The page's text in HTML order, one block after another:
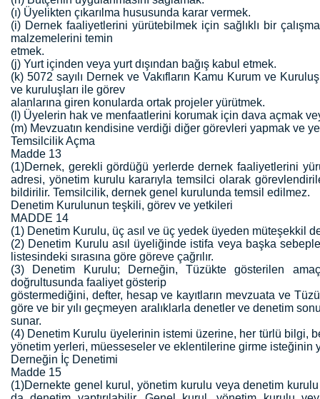
(ı) Üyelikten çıkarılma hususunda karar vermek.
(i) Dernek faaliyetlerini yürütebilmek için sağlıklı bir
malzemelerini temin
etmek.
(j) Yurt içinden veya yurt dışından bağış kabul etmek.
(k) 5072 sayılı Dernek ve Vakıfların Kamu Kurum ve
ve kuruluşları ile görev
alanlarına giren konularda ortak projeler yürütmek.
(l) Üyelerin hak ve menfaatlerini korumak için dava açmak
(m) Mevzuatın kendisine verdiği diğer görevleri yapmak ve
Temsilcilik Açma
Madde 13
(1)Dernek, gerekli gördüğü yerlerde dernek faaliyetlerini
adresi, yönetim kurulu kararıyla temsilci olarak
bildirilir. Temsilcilik, dernek genel kurulunda temsil edilmez.
Denetim Kurulunun teşkili, görev ve yetkileri
MADDE 14
(1) Denetim Kurulu, üç asıl ve üç yedek üyeden müteşekkil
(2) Denetim Kurulu asıl üyeliğinde istifa veya başka
listesindeki sırasına göre göreve çağrılır.
(3) Denetim Kurulu; Derneğin, Tüzükte gösterilen
doğrultusunda faaliyet gösterip
göstermediğini, defter, hesap ve kayıtların mevzuata ve
göre ve bir yılı geçmeyen aralıklarla denetler ve denetim
sunar.
(4) Denetim Kurulu üyelerinin istemi üzerine, her türlü bilgi,
yönetim yerleri, müesseseler ve eklentilerine girme isteğinin
Derneğin İç Denetimi
Madde 15
(1)Dernekte genel kurul, yönetim kurulu veya denetim